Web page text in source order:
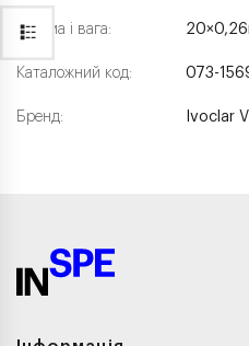
Форма і вага:
Каталожний код:
Бренд:
073-
Ivoclar